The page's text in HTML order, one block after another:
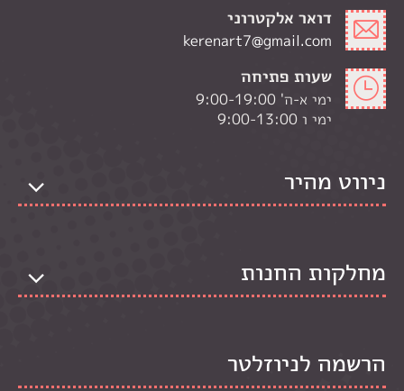
דואר אלקטרוני
kerenart7@gmail.com
שעות פתיחה
ימי א-ה' 9:00-19:00
ימי ו 9:00-13:00
ניווט מהיר
מחלקות החנות
הרשמה לניוזלטר